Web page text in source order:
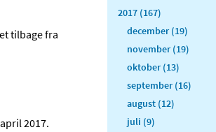
tilbage fra
2017.
2017 (167)
december (19)
november (19)
oktober (13)
september (16)
august (12)
juli (9)